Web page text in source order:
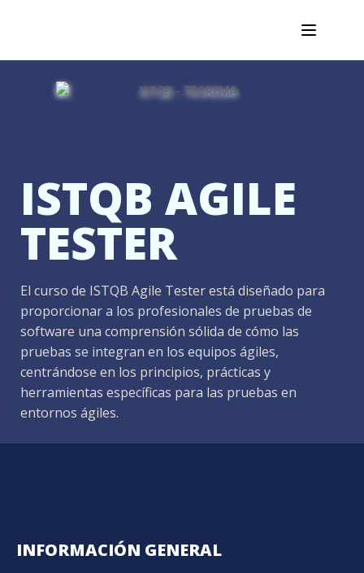
ISTQB AGILE
TESTER
El curso de ISTQB Agile Tester está diseñado para
proporcionar a los profesionales de pruebas de
software una comprensión sólida de cómo las
pruebas se integran en los equipos ágiles,
centrándose en los principios, prácticas y
herramientas específicas para las pruebas en
entornos ágiles.
INFORMACIÓN GENERAL